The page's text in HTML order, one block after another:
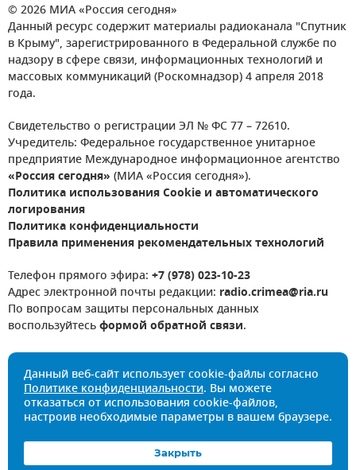
© 2026 МИА «Россия сегодня»
Данный ресурс содержит материалы радиоканала "Спутник
в Крыму", зарегистрированного в Федеральной службе по
надзору в сфере связи, информационных технологий и
массовых коммуникаций (Роскомнадзор) 4 апреля 2018
года.
Свидетельство о регистрации ЭЛ № ФС 77 – 72610.
Учредитель: Федеральное государственное унитарное
предприятие Международное информационное агентство
«Россия сегодня» (МИА «Россия сегодня»).
Политика использования Cookie и автоматического
логирования
Политика конфиденциальности
Правила применения рекомендательных технологий
Телефон прямого эфира: +7 (978) 023-10-23
Адрес электронной почты редакции: radio.crimea@ria.ru
По вопросам защиты персональных данных
воспользуйтесьформой обратной связи.
Данный веб-сайт использует cookie-файлы согласно
Политике конфиденциальности. Вы можете
отказаться от использования cookie-файлов,
настроив необходимые параметры в вашем браузере.
Закрыть